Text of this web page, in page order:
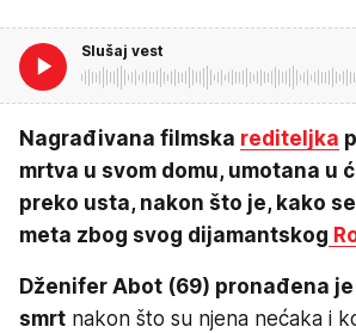
Slušaj vest
Nagrađivana filmska rediteljka
mrtva u svom domu, umotana u
preko usta, nakon što je, kako
meta zbog svog dijamantskog
Dženifer Abot (69) pronađena
smrt nakon što su njena nećaka i